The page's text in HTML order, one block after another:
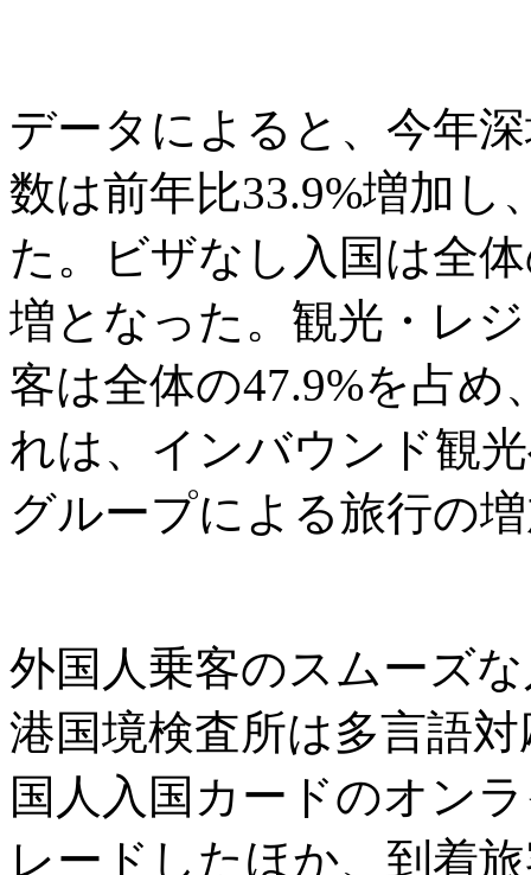
データによると、今年
数は前年比33.9%増加し
た。ビザなし入国は全
増となった。観光・レ
客は全体の47.9%を占め
れは、インバウンド観
グループによる旅行の
外国人乗客のスムーズ
港国境検査所は多言語
国人入国カードのオン
レードしたほか、到着